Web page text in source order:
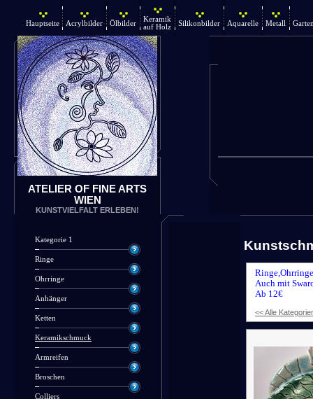
Hauptseite Acrylbilder Ölbilder
Keramik
auf Holz
Silikonbilder Aquarelle Metall
ATELIER OF FINE ARTS
WIEN
KUNSTVIELFALT ERLEBEN!
Kategorie 1
Ringe
Ohrringe
Anhänger
Ketten
Keramikschmuck
Armreifen
Broschen
Colliers
Auch mit
Ab 12€
<< Alle